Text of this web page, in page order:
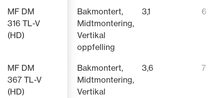
Bakmontert,
Midtmontering,
Vertikal
oppfelling
3,1 6
Bakmontert,
Midtmontering,
Vertikal
3,6 7
MF DM
316 TL-V
(HD)
MF DM
367 TL-V
(HD)